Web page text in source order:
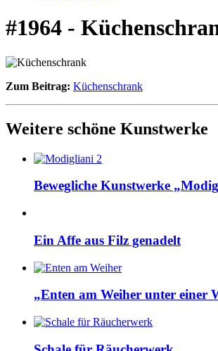
#1964 -
Zum Beitrag: Küchenschrank
Weitere schöne Kunstwerke
Bewegliche Kunstwerke
Ein Affe aus Filz genadelt
„Enten am Weiher unter einer